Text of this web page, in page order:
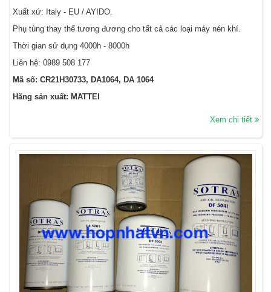
Xuất xứ: Italy - EU / AYIDO.
Phụ tùng thay thế tương đương cho tất cả các loại máy nén khí.
Thời gian sử dụng 4000h - 8000h
Liên hệ: 0989 508 177
Mã số: CR21H30733, DA1064, DA 1064
Hãng sản xuất: MATTEI
Xem chi tiết